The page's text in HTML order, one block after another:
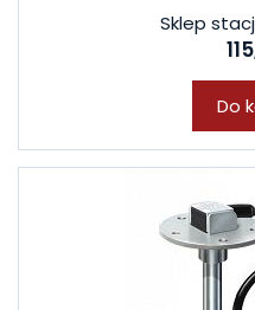
Sklep
Do